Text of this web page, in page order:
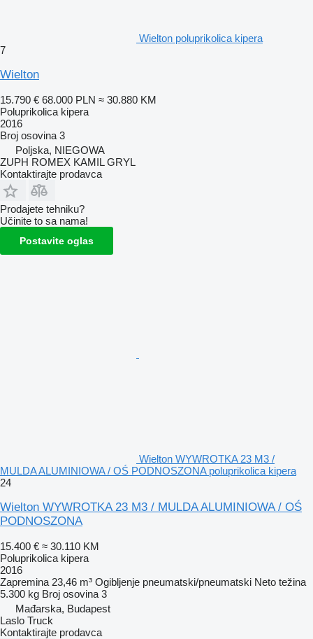
Wielton poluprikolica kipera
7
Wielton
15.790 € 68.000 PLN ≈ 30.880 KM
Poluprikolica kipera
2016
Broj osovina 3
Poljska, NIEGOWA
ZUPH ROMEX KAMIL GRYL
Kontaktirajte prodavca
Prodajete tehniku?
Učinite to sa nama!
Postavite oglas
Wielton WYWROTKA 23 M3 /
MULDA ALUMINIOWA / OŚ PODNOSZONA poluprikolica kipera
24
Wielton WYWROTKA 23 M3 / MULDA ALUMINIOWA / OŚ
PODNOSZONA
15.400 € ≈ 30.110 KM
Poluprikolica kipera
2016
Zapremina 23,46 m³ Ogibljenje pneumatski/pneumatski Neto težina
5.300 kg Broj osovina 3
Mađarska, Budapest
Laslo Truck
Kontaktirajte prodavca